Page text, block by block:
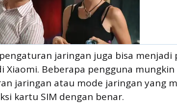
jaringan juga bisa
Xiaomi. Beberapa pengguna
jaringan atau mode jaringan yang
kartu SIM dengan benar.